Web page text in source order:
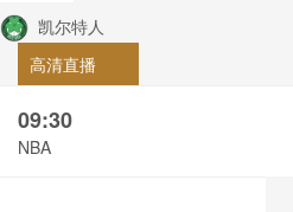
凯尔特人
高清直播
09:30
NBA